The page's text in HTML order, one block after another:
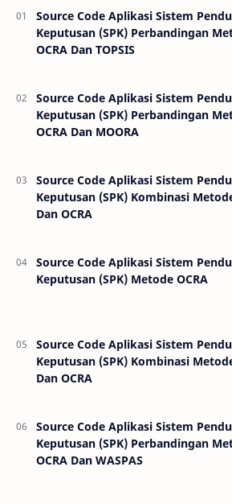
Source Code Aplikasi Sistem
Keputusan (SPK) Perbandingan
OCRA Dan TOPSIS
Source Code Aplikasi Sistem
Keputusan (SPK) Perbandingan
OCRA Dan MOORA
Source Code Aplikasi Sistem
Keputusan (SPK) Kombinasi
Dan OCRA
Source Code Aplikasi Sistem
Keputusan (SPK) Metode OCRA
Source Code Aplikasi Sistem
Keputusan (SPK) Kombinasi
Dan OCRA
Source Code Aplikasi Sistem
Keputusan (SPK) Perbandingan
OCRA Dan WASPAS